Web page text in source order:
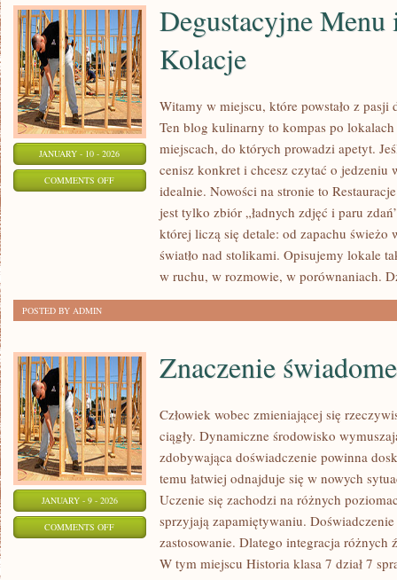
JANUARY - 10 - 2026
COMMENTS OFFON
Degustacyjne Menu
Kolacje
Witamy w miejscu, które powstało z
Ten blog kulinarny to kompas po
miejscach, do których prowadzi apetyt.
cenisz konkret i chcesz czytać o jedzeniu
idealnie. Nowości na stronie to
jest tylko zbiór „ładnych zdjęć i paru
której liczą się detale: od zapachu świeżo
światło nad stolikami. Opisujemy lokale
w ruchu, w rozmowie, w porównaniach.
POSTED BY ADMIN
JANUARY - 9 - 2026
COMMENTS OFFON
ZNACZENIE
ŚWIADOMEGO
Znaczenie
Człowiek wobec zmieniającej się
ciągły. Dynamiczne środowisko
zdobywająca doświadczenie powinna
temu łatwiej odnajduje się w nowych
Uczenie się zachodzi na różnych
sprzyjają zapamiętywaniu.
zastosowanie. Dlatego integracja różnych
W tym miejscu Historia klasa 7 dział 7